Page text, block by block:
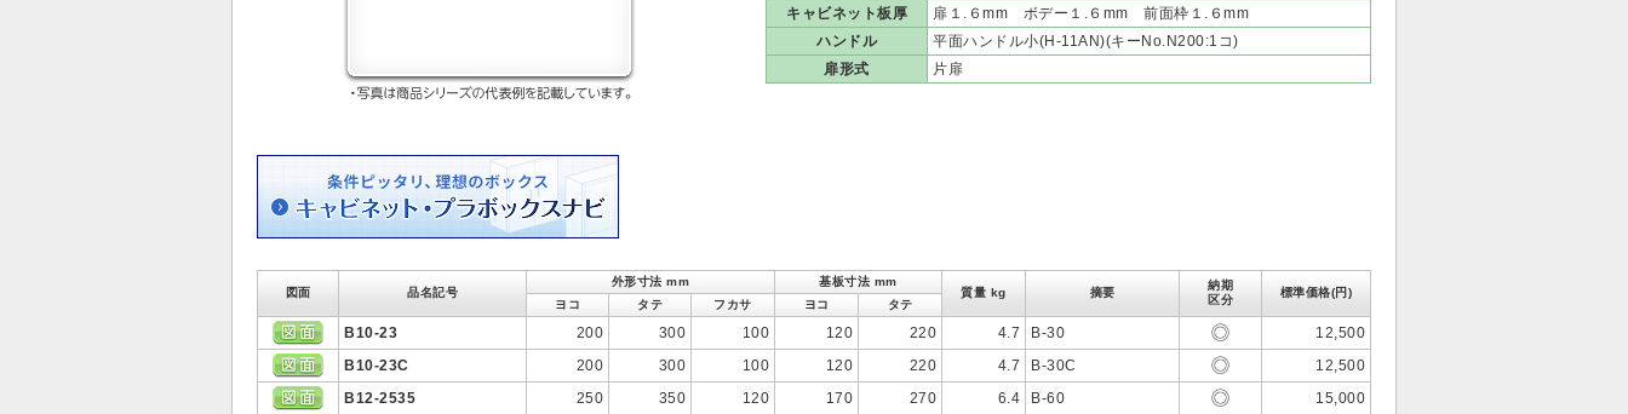
キャビネット板厚
扉１.６mm ボデー１.６mm 前面枠１.６mm
ハンドル
平面ハンドル小(H-11AN)(キーNo.N200:1コ)
扉形式
片扉
図面 品名記号
外形寸法 mm
基板寸法 mm
質量 kg
摘要
納期
区分
標準価格(円)
ヨコ
タテ フカサ ヨコ タテ
B10-23 200 300 100 120 220 4.7 B-30
12,500
B10-23C
200 300 100 120 220 4.7 B-30C
12,500
B12-2535
250 350 120 170 270 6.4 B-60 15,000